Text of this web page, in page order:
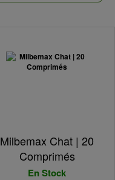
Milbemax Chat | 20
Comprimés
En Stock